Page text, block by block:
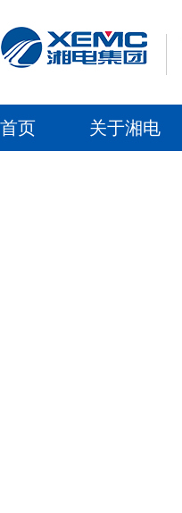
首页 关于湘电